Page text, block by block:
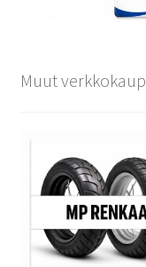
Muut